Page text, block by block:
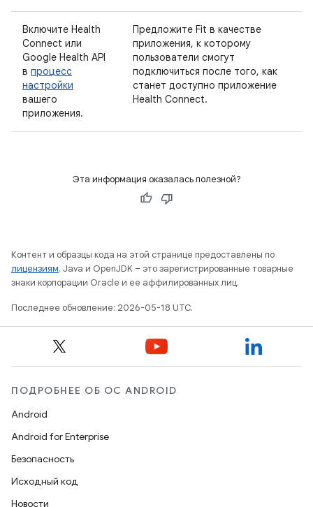
Включите Health
Connect или
Google Health API
в процесс
настройки
вашего
приложения.
Предложите Fit в качестве
приложения, к которому
пользователи смогут
подключиться после того, как
станет доступно приложение
Health Connect.
Эта информация оказалась полезной?
Контент и образцы кода на этой странице предоставлены по
лицензиям. Java и OpenJDK – это зарегистрированные товарные
знаки корпорации Oracle и ее аффилированных лиц.
Последнее обновление: 2026-05-18 UTC.
ПОДРОБНЕЕ ОБ ОС ANDROID
Android
Android for Enterprise
Безопасность
Исходный код
Новости